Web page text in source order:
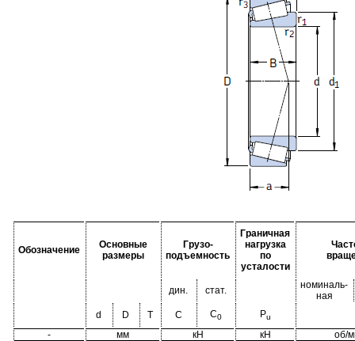
Обозначение
Основные
размеры
Грузо-
подъемность
Граничная
нагрузка
по
усталости
дин. стат.
номиналь-
ная
d
D T C C0 Pu
- мм кН кН
об/